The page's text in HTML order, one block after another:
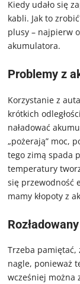
Kiedy udało się
kabli. Jak to
plusy – najpierw
akumulatora.
Problemy z
Korzystanie z
krótkich
naładować
„pożerają” moc,
tego zimą spada
temperatury
się przewodność
mamy kłopoty z
Trzeba pamiętać,
nagle, ponieważ
wcześniej można